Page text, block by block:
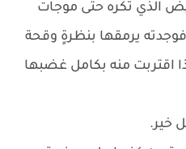
الذي تكره حتى موجات
فوجدته يرمقها بنظرةٍ وقحة
اقتربت منه بكامل غضبها
خير.